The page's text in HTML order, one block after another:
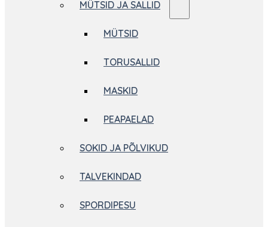
MÜTSID JA SALLID
MÜTSID
TORUSALLID
MASKID
PEAPAELAD
SOKID JA PÕLVIKUD
TALVEKINDAD
SPORDIPESU